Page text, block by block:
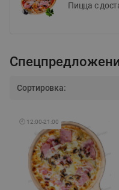
Пицца c
Сортировка:
🕘 12:00-21:00